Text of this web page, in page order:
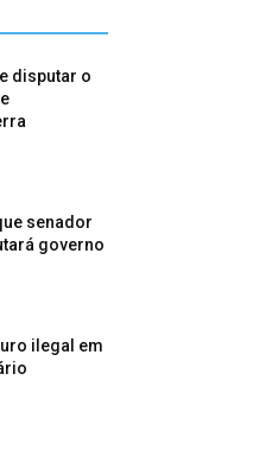
disputar o
senador
governo
ilegal em